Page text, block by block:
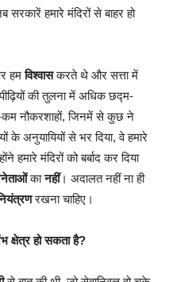
हमारे मंदिरों से बाहर हो
हमविश्वासकरते थे और सत्ता में
की तुलना में अधिक छद्म-
कम नौकरशाहों, जिनमें से कुछ ने
के अनुयायियों से भर दिया, वे हमारे
हमारे मंदिरों को बर्बाद कर दिया
कानहीं। अदालत नहीं ना ही
रखना चाहिए।
क्षेत्र हो सकता है?